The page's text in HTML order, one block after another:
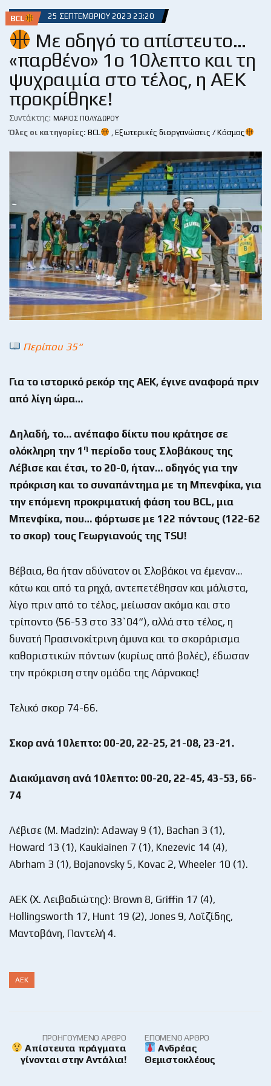
BCL 25 ΣΕΠΤΕΜΒΡΊΟΥ 2023 23:20
Με οδηγό το απίστευτο…
«παρθένο» 1ο 10λεπτο και τη
ψυχραιμία στο τέλος, η ΑΕΚ
προκρίθηκε!
Συντάκτης: ΜΆΡΙΟΣ ΠΟΛΥΔΏΡΟΥ
Όλες οι κατηγορίες: BCL Εξωτερικές διοργανώσεις / Κόσμος
Περίπου 35“
Για το ιστορικό ρεκόρ της ΑΕΚ, έγινε αναφορά πριν
από λίγη ώρα…
Δηλαδή, το… ανέπαφο δίκτυ που κράτησε σε
ολόκληρη την 1 η περίοδο τους Σλοβάκους της
Λέβισε και έτσι, το 20-0, ήταν… οδηγός για την
πρόκριση και το συναπάντημα με τη Μπενφίκα, για
την επόμενη προκριματική φάση του BCL, μια
Μπενφίκα, που… φόρτωσε με 122 πόντους (122-62
το σκορ) τους Γεωργιανούς της TSU!
Βέβαια, θα ήταν αδύνατον οι Σλοβάκοι να έμεναν…
κάτω και από τα ρηχά, αντεπετέθησαν και μάλιστα,
λίγο πριν από το τέλος, μείωσαν ακόμα και στο
τρίποντο (56-53 στο 33`04“), αλλά στο τέλος, η
δυνατή Πρασινοκίτρινη άμυνα και το σκοράρισμα
καθοριστικών πόντων (κυρίως από βολές), έδωσαν
την πρόκριση στην ομάδα της Λάρνακας!
Τελικό σκορ 74-66.
Σκορ ανά 10λεπτο: 00-20, 22-25, 21-08, 23-21.
Διακύμανση ανά 10λεπτο: 00-20, 22-45, 43-53, 66-
74
Λέβισε (M. Madzin): Adaway 9 (1), Bachan 3 (1),
Howard 13 (1), Kaukiainen 7 (1), Knezevic 14 (4),
Abrham 3 (1), Bojanovsky 5, Kovac 2, Wheeler 10 (1).
AEK (Χ. Λειβαδιώτης): Brown 8, Griffin 17 (4),
Hollingsworth 17, Hunt 19 (2), Jones 9, Λοϊζίδης,
Μαντοβάνη, Παντελή 4.
ΑΕΚ
ΠΡΟΗΓΟΎΜΕΝΟ ΆΡΘΡΟ
Απίστευτα πράγματα
γίνονται στην Αντάλια!
ΕΠΌΜΕΝΟ ΆΡΘΡΟ
Ανδρέας
Θεμιστοκλέους